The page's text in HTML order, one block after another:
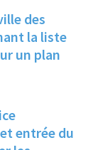
des
la liste
un plan
entrée du